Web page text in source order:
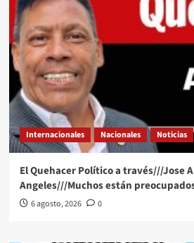
Internacionales Nacionales Noticias
El Quehacer Político a través///Jose
Angeles///Muchos están
6 agosto, 2026 0